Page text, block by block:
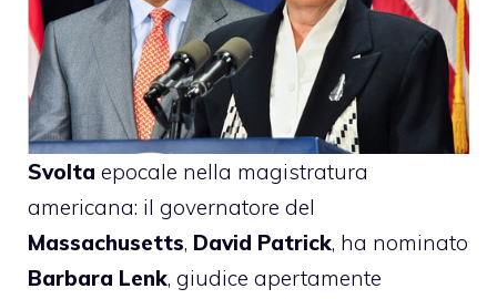
Svolta epocale nella magistratura
americana: il governatore del
Massachusetts, David Patrick, ha nominato
Barbara Lenk, giudice apertamente